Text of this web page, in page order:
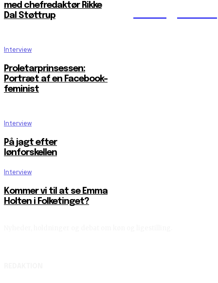
med chefredaktør Rikke
Dal Støttrup
Interview
Proletarprinsessen:
Portræt af en Facebook-
feminist
Interview
På jagt efter
lønforskellen
Interview
Kommer vi til at se Emma
Holten i Folketinget?